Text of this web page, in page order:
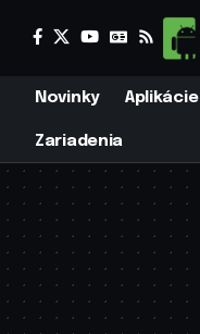
Novinky Aplikácie
Zariadenia